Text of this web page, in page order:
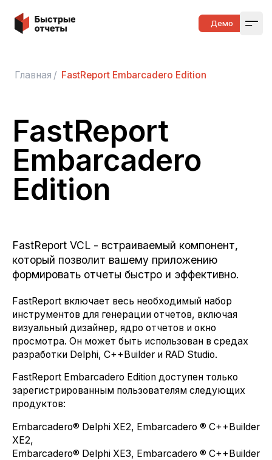
Быстрые отчеты Демо
Главная / FastReport Embarcadero Edition
FastReport
Embarcadero
Edition
FastReport VCL - встраиваемый компонент,
который позволит вашему приложению
формировать отчеты быстро и эффективно.
FastReport включает весь необходимый набор
инструментов для генерации отчетов, включая
визуальный дизайнер, ядро отчетов и окно
просмотра. Он может быть использован в средах
разработки Delphi, C++Builder и RAD Studio.
FastReport Embarcadero Edition доступен только
зарегистрированным пользователям следующих
продуктов:
Embarcadero® Delphi XE2, Embarcadero ® C++Builder
XE2,
Embarcadero® Delphi XE3, Embarcadero ® C++Builder